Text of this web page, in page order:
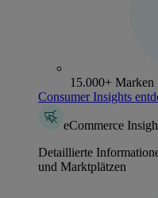
15.000+ Marken
Consumer Insights
eCommerce
Detaillierte
und Marktplätzen